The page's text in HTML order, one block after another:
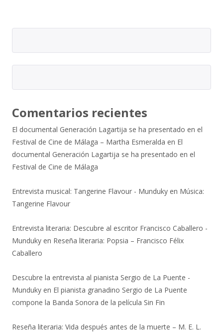
Comentarios recientes
El documental Generación Lagartija se ha presentado en el
Festival de Cine de Málaga – Martha Esmeralda en El
documental Generación Lagartija se ha presentado en el
Festival de Cine de Málaga
Entrevista musical: Tangerine Flavour - Munduky en Música:
Tangerine Flavour
Entrevista literaria: Descubre al escritor Francisco Caballero -
Munduky en Reseña literaria: Popsia – Francisco Félix
Caballero
Descubre la entrevista al pianista Sergio de La Puente -
Munduky en El pianista granadino Sergio de La Puente
compone la Banda Sonora de la película Sin Fin
Reseña literaria: Vida después antes de la muerte – M. E. L.